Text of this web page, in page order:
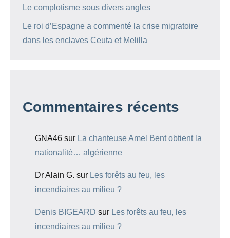
Le complotisme sous divers angles
Le roi d’Espagne a commenté la crise migratoire
dans les enclaves Ceuta et Melilla
Commentaires récents
GNA46 sur La chanteuse Amel Bent obtient la
nationalité… algérienne
Dr Alain G. sur Les forêts au feu, les
incendiaires au milieu ?
Denis BIGEARD sur Les forêts au feu, les
incendiaires au milieu ?